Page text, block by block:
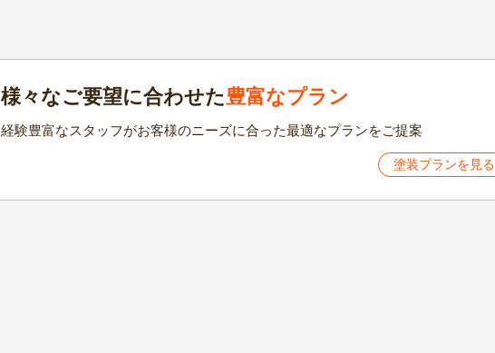
様々なご要望に合わせた豊富なプラン
経験豊富なスタッフがお客様のニーズに合った最適なプランをご提案
塗装プランを見る